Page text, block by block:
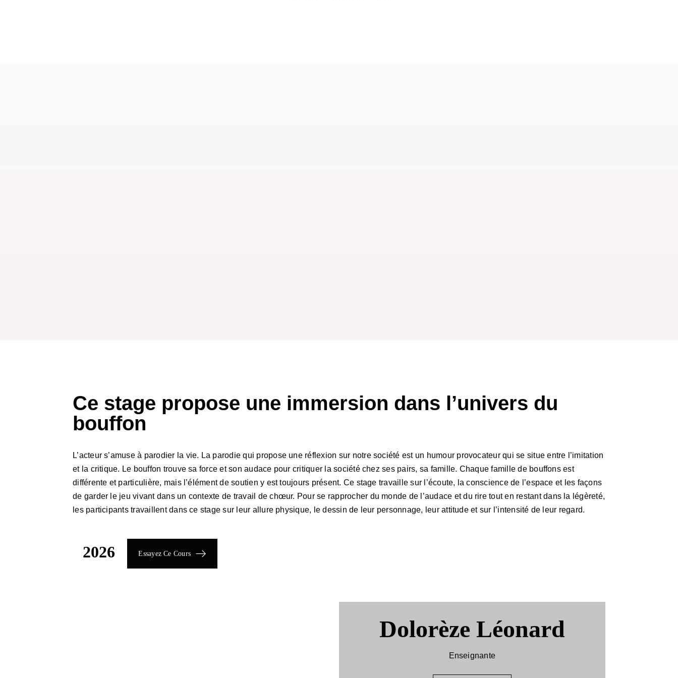
Ce stage propose une immersion dans l’univers du
bouffon
L’acteur s’amuse à parodier la vie. La parodie qui propose une réflexion sur notre société est un humour provocateur qui se situe entre l’imitation
et la critique. Le bouffon trouve sa force et son audace pour critiquer la société chez ses pairs, sa famille. Chaque famille de bouffons est
différente et particulière, mais l’élément de soutien y est toujours présent. Ce stage travaille sur l’écoute, la conscience de l’espace et les façons
de garder le jeu vivant dans un contexte de travail de chœur. Pour se rapprocher du monde de l’audace et du rire tout en restant dans la légèreté,
les participants travaillent dans ce stage sur leur allure physique, le dessin de leur personnage, leur attitude et sur l’intensité de leur regard.
2026 Essayez Ce Cours
Dolorèze Léonard
Enseignante